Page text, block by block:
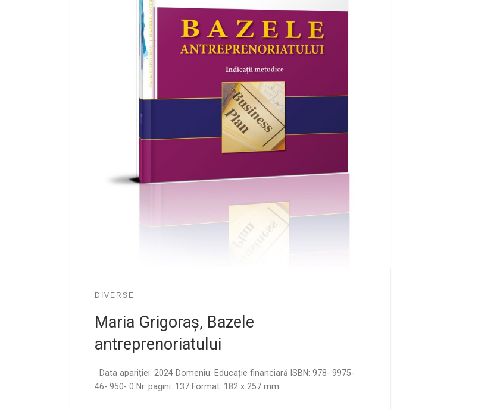
DIVERSE
Maria Grigoraș, Bazele
antreprenoriatului
Data apariției: 2024 Domeniu: Educație financiară ISBN: 978- 9975-
46- 950- 0 Nr. pagini: 137 Format: 182 x 257 mm